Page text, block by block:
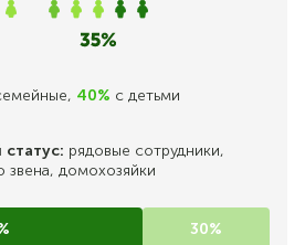
40% с детьми
рядовые сотрудники,
домохозяйки
30%